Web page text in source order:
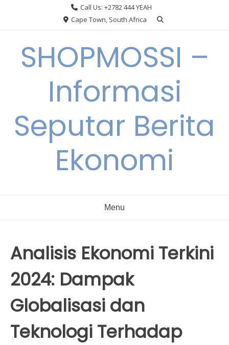
Call Us: +2782 444 YEAH
Cape Town, South Africa
SHOPMOSSI –
Informasi
Seputar Berita
Ekonomi
Menu
Analisis Ekonomi Terkini
2024: Dampak
Globalisasi dan
Teknologi Terhadap